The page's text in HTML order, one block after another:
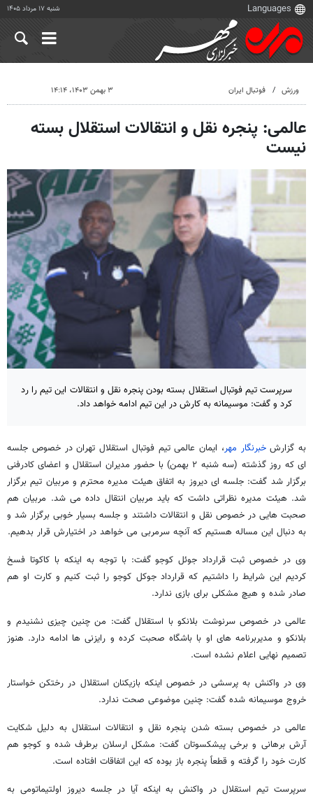
شنبه ۱۷ مرداد ۱۴۰۵
ورزش فوتبال ایران ۳ بهمن ۱۴۰۳، ۱۴:۱۴
عالمی: پنجره نقل و انتقالات استقلال بسته
نیست
سرپرست تیم فوتبال استقلال بسته بودن پنجره نقل و انتقالات این تیم را رد
کرد و گفت: موسیمانه به کارش در این تیم ادامه خواهد داد.
به گزارشخبرنگار مهر، ایمان عالمی تیم فوتبال استقلال تهران در خصوص جلسه
ای که روز گذشته (سه شنبه ۲ بهمن) با حضور مدیران استقلال و اعضای کادرفنی
برگزار شد گفت: جلسه ای دیروز به اتفاق هیئت مدیره محترم و مربیان تیم برگزار
شد. هیئت مدیره نظراتی داشت که باید مربیان انتقال داده می شد. مربیان هم
صحبت هایی در خصوص نقل و انتقالات داشتند و جلسه بسیار خوبی برگزار شد و
به دنبال این مساله هستیم که آنچه سرمربی می خواهد در اختیارش قرار بدهیم.
وی در خصوص ثبت قرارداد جوئل کوجو گفت: با توجه به اینکه با کاکوتا فسخ
کردیم این شرایط را داشتیم که قرارداد جوکل کوجو را ثبت کنیم و کارت او هم
صادر شده و هیچ مشکلی برای بازی ندارد.
عالمی در خصوص سرنوشت بلانکو با استقلال گفت: من چنین چیزی نشنیدم و
بلانکو و مدیربرنامه های او با باشگاه صحبت کرده و رایزنی ها ادامه دارد. هنوز
تصمیم نهایی اعلام نشده است.
وی در واکنش به پرسشی در خصوص اینکه بازیکنان استقلال در رختکن خواستار
خروج موسیمانه شده گفت: چنین موضوعی صحت ندارد.
عالمی در خصوص بسته شدن پنجره نقل و انتقالات استقلال به دلیل شکایت
آرش برهانی و برخی پیشکسوتان گفت: مشکل ارسلان برطرف شده و کوجو هم
کارت خود را گرفته و قطعاً پنجره باز بوده که این اتفاقات افتاده است.
سرپرست تیم استقلال در واکنش به اینکه آیا در جلسه دیروز اولتیماتومی به